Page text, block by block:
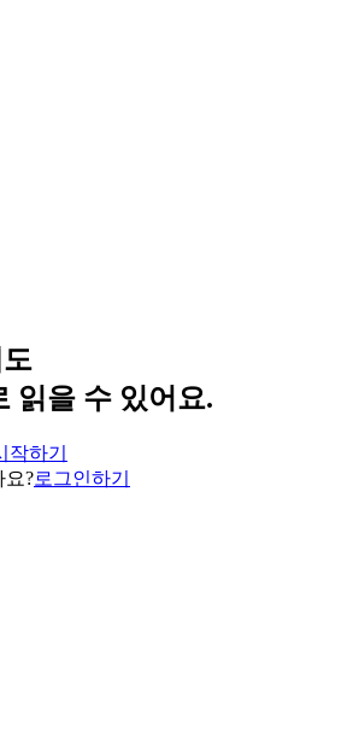
읽을 수 있어요.
작하기
요?로그인하기